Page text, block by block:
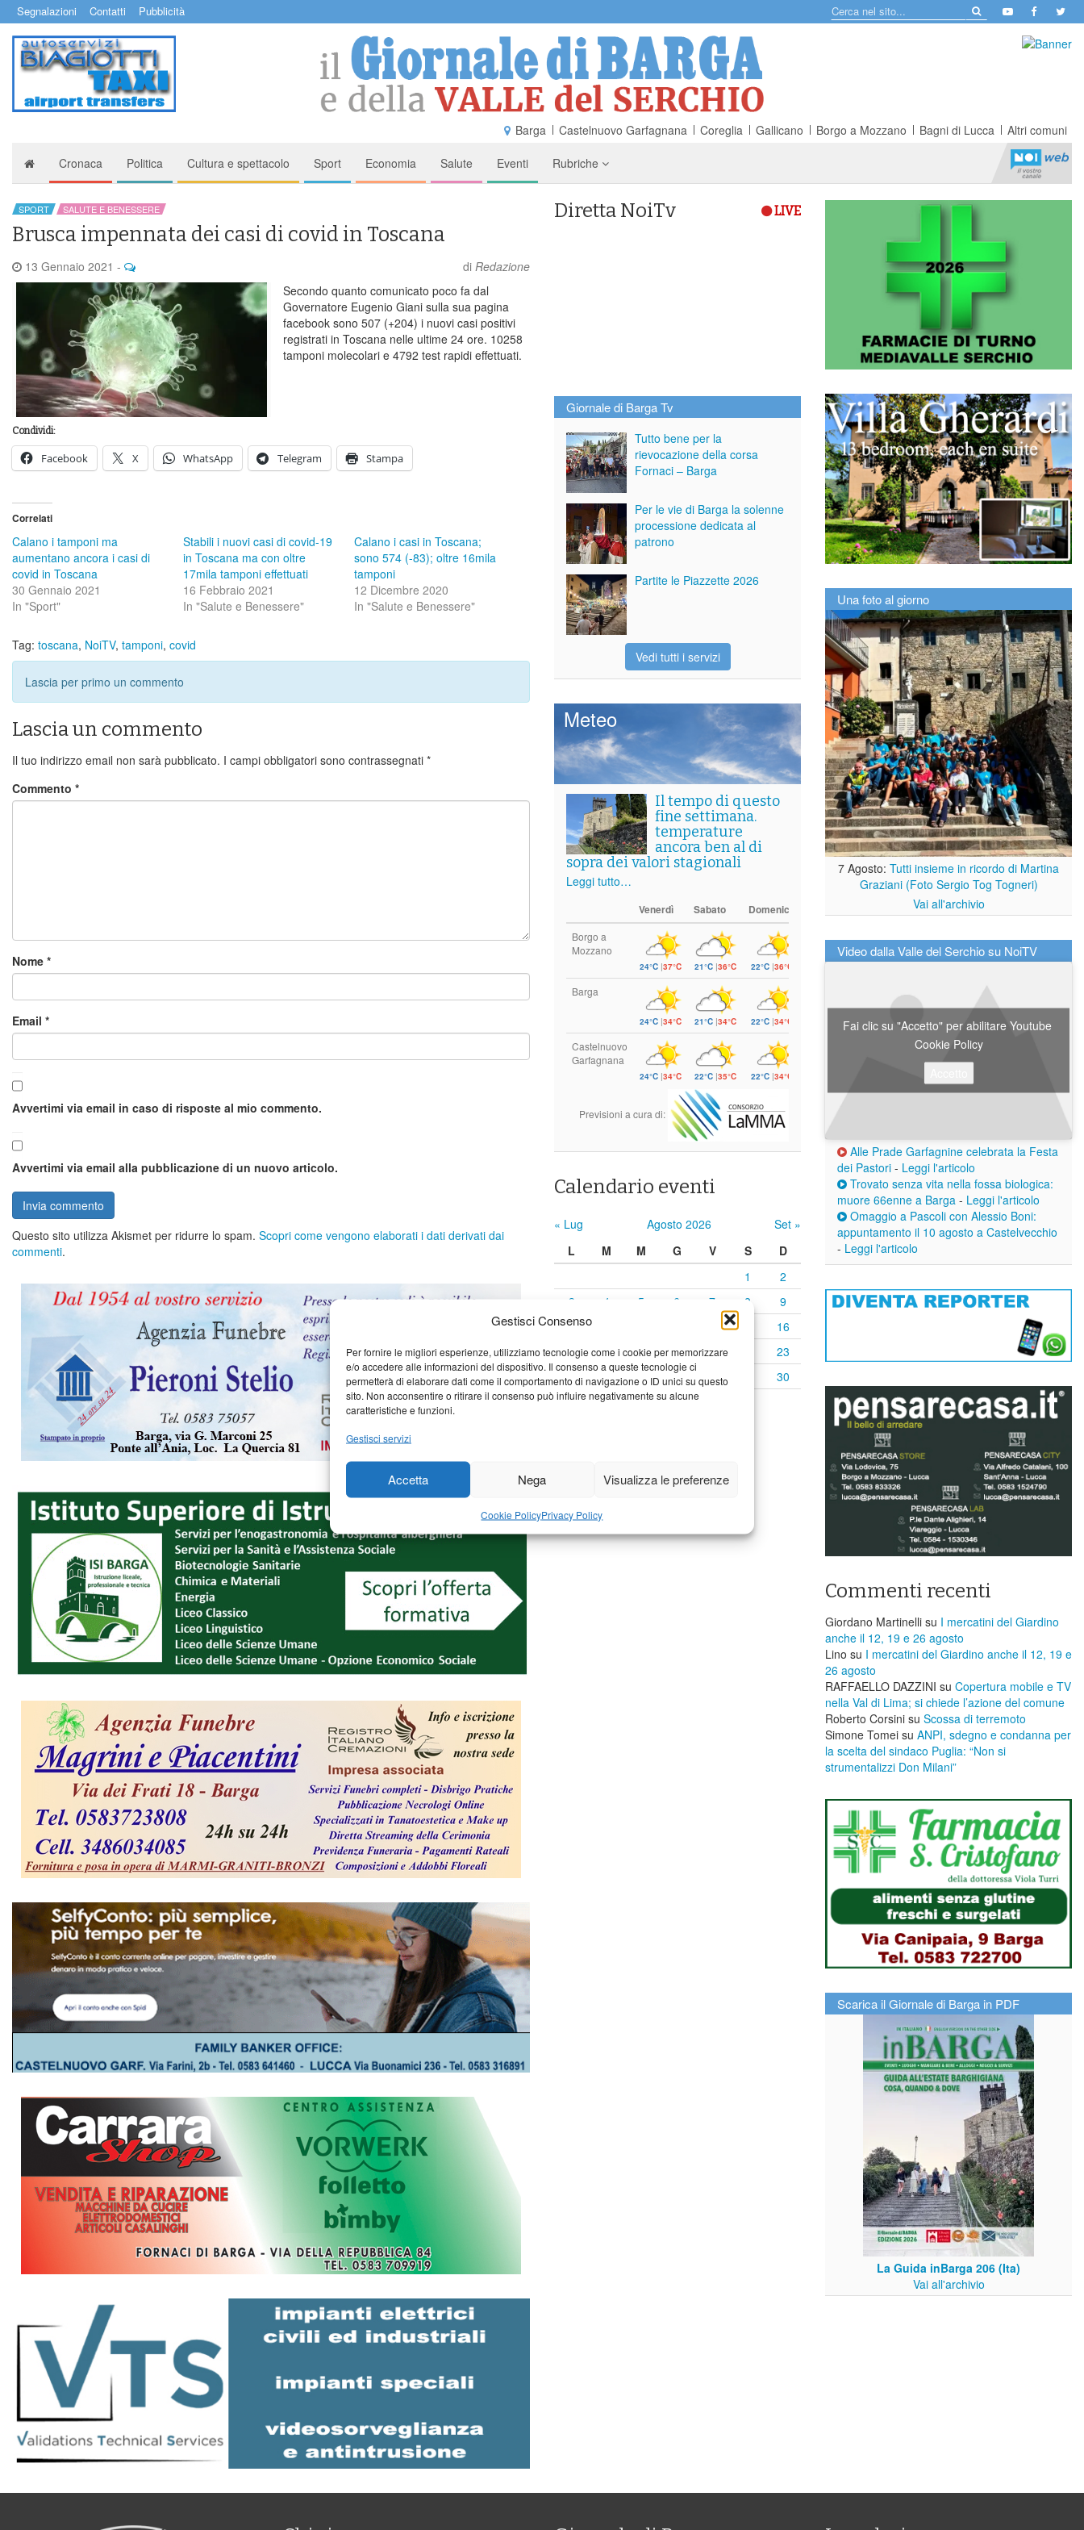
Gestisci Consenso
Per fornire le migliori esperienze, utilizziamo tecnologie come i cookie per memorizzare
e/o accedere alle informazioni del dispositivo. Il consenso a queste tecnologie ci
permetterà di elaborare dati come il comportamento di navigazione o ID unici su questo
sito. Non acconsentire o ritirare il consenso può influire negativamente su alcune
caratteristiche e funzioni.
Gestisci servizi
Accetta Nega Visualizza le preferenze
Cookie PolicyPrivacy Policy
Segnalazioni Contatti Pubblicità
Barga Castelnuovo Garfagnana Coreglia Gallicano Borgo a Mozzano Bagni di Lucca Altri comuni
Cronaca Politica Cultura e spettacolo Sport Economia Salute Eventi Rubriche
SPORT SALUTE E BENESSERE
Brusca impennata dei casi di covid in Toscana
13 Gennaio 2021 - di Redazione
Secondo quanto comunicato poco fa dal
Governatore Eugenio Giani sulla sua pagina
facebook sono 507 (+204) i nuovi casi positivi
registrati in Toscana nelle ultime 24 ore. 10258
tamponi molecolari e 4792 test rapidi effettuati.
Condividi:
Facebook X WhatsApp Telegram Stampa
Correlati
Calano i tamponi ma
aumentano ancora i casi di
covid in Toscana
30 Gennaio 2021
In "Sport"
Stabili i nuovi casi di covid-19
in Toscana ma con oltre
17mila tamponi effettuati
16 Febbraio 2021
In "Salute e Benessere"
Calano i casi in Toscana;
sono 574 (-83); oltre 16mila
tamponi
12 Dicembre 2020
In "Salute e Benessere"
Tag: toscana, NoiTV, tamponi, covid
Lascia per primo un commento
Lascia un commento
Il tuo indirizzo email non sarà pubblicato. I campi obbligatori sono contrassegnati *
Commento *
Nome *
Email *
Avvertimi via email in caso di risposte al mio commento.
Avvertimi via email alla pubblicazione di un nuovo articolo.
Questo sito utilizza Akismet per ridurre lo spam. Scopri come vengono elaborati i dati derivati dai
commenti.
Diretta NoiTv LIVE
Giornale di Barga Tv
Tutto bene per la
rievocazione della corsa
Fornaci – Barga
Per le vie di Barga la solenne
processione dedicata al
patrono
Partite le Piazzette 2026
Vedi tutti i servizi
Meteo
Il tempo di questo
fine settimana.
temperature
ancora ben al di
sopra dei valori stagionali
Leggi tutto…
Venerdì Sabato Domenica
Borgo a
Mozzano
24°C |37°C 21°C |36°C 22°C |36°C
Barga
24°C |34°C 21°C |34°C 22°C |34°C
Castelnuovo
Garfagnana
24°C |34°C 22°C |35°C 22°C |34°C
Previsioni a cura di:
Calendario eventi
« Lug Agosto 2026
Set »
L
M M G V S
D
1
2
3
4 5 6 7 8
9
10
16
17
18 19 20 21
23
24
25 26 27 28
30
31
Una foto al giorno
7 Agosto: Tutti insieme in ricordo di Martina
Graziani (Foto Sergio Tog Togneri)
Vai all'archivio
Video dalla Valle del Serchio su NoiTV
Fai clic su "Accetto" per abilitare Youtube
Cookie Policy
Alle Prade Garfagnine celebrata la Festa
dei Pastori - Leggi l'articolo
Trovato senza vita nella fossa biologica:
muore 66enne a Barga - Leggi l'articolo
Omaggio a Pascoli con Alessio Boni:
appuntamento il 10 agosto a Castelvecchio
- Leggi l'articolo
Commenti recenti
Giordano Martinelli su I mercatini del Giardino
anche il 12, 19 e 26 agosto
Lino su I mercatini del Giardino anche il 12, 19 e
26 agosto
RAFFAELLO DAZZINI su ​Copertura mobile e TV
nella Val di Lima; si chiede l’azione del comune
Roberto Corsini su Scossa di terremoto
Simone Tomei su ANPI, sdegno e condanna per
la scelta del sindaco Puglia: “Non si
strumentalizzi Don Milani”
Scarica il Giornale di Barga in PDF
La Guida inBarga 206 (Ita)
Vai all'archivio